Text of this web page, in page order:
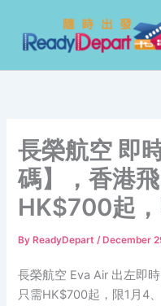
content
長榮航空 即
碼】，香港
HK$700起，
By ReadyDepart/ December
長榮航空 Eva Air 出左即
只需HK$700起，限1月4